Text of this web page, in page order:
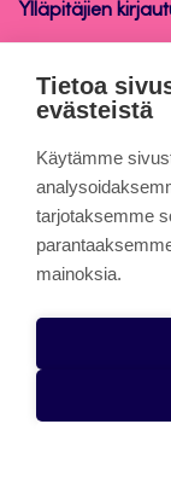
Ylläpitäjien
Peppi-
Tietoa sivuista
Evästeet
Tietosuojaseloste
Alasottoilmoitus
Tietoa
evästeistä
Käytämme
tarjotaksemme
mainoksia.